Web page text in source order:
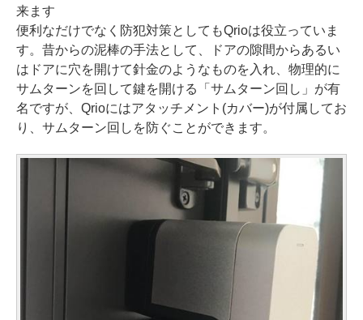
来ます
便利なだけでなく防犯対策としてもQrioは役立っていま
す。昔からの泥棒の手法として、ドアの隙間からあるい
はドアに穴を開けて針金のようなものを入れ、物理的に
サムターンを回して鍵を開ける「サムターン回し」が有
名ですが、Qrioにはアタッチメント(カバー)が付属してお
り、サムターン回しを防ぐことができます。